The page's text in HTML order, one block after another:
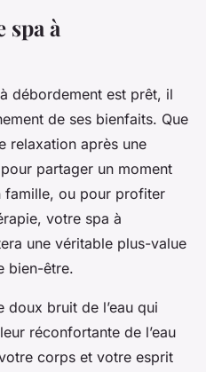
spa à
débordement est prêt, il
de ses bienfaits. Que
relaxation après une
partager un moment
famille, ou pour profiter
votre spa à
une véritable plus-value
bien-être.
bruit de l’eau qui
réconfortante de l’eau
corps et votre esprit